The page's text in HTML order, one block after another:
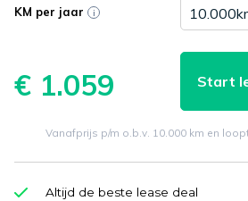
KM per jaar
€ 1.059 Start
Vanafprijs p/m o.b.v. 10.000 km en
Altijd de beste lease deal